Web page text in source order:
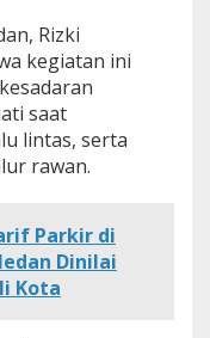
Rizki
kegiatan ini
saat
lintas, serta
rawan.
Parkir di
Dinilai
Kota